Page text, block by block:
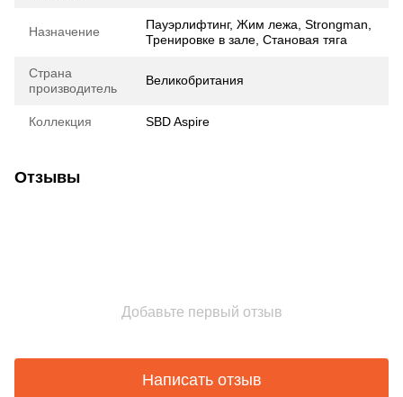
Назначение
Пауэрлифтинг, Жим лежа, Strongman,
Тренировке в зале, Становая тяга
Страна
производитель
Великобритания
Коллекция SBD Aspire
Отзывы
Добавьте первый отзыв
Написать отзыв